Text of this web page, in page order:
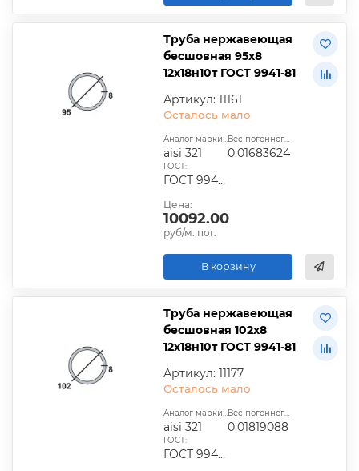
Труба нержавеющая
бесшовная 95х8
12х18н10т ГОСТ 9941-81
Артикул: 11161
Осталось мало
Аналог марки стали:
aisi 321
Вес погонного метра, т.:
0.01683624
ГОСТ:
ГОСТ 9940-81, ГОСТ 9941-81, ГОСТ 24030-80, ГОСТ 10498-82
Цена:
10092.00
руб/м. пог.
В корзину
Труба нержавеющая
бесшовная 102х8
12х18н10т ГОСТ 9941-81
Артикул: 11177
Осталось мало
Аналог марки стали:
aisi 321
Вес погонного метра, т.:
0.01819088
ГОСТ:
ГОСТ 9940-81, ГОСТ 9941-81, ГОСТ 24030-80, ГОСТ 10498-82